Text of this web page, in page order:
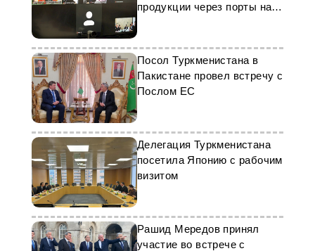
продукции через порты на
Посол Туркменистана в
Пакистане провел встречу с
Послом ЕС
Делегация Туркменистана
посетила Японию с рабочим
визитом
Рашид Мередов принял
участие во встрече с